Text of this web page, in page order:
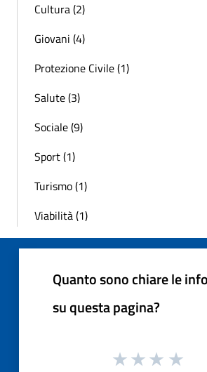
Cultura (2)
Giovani (4)
Protezione Civile (1)
Salute (3)
Sociale (9)
Sport (1)
Turismo (1)
Viabilità (1)
Quanto sono chiare le
su questa pagina?